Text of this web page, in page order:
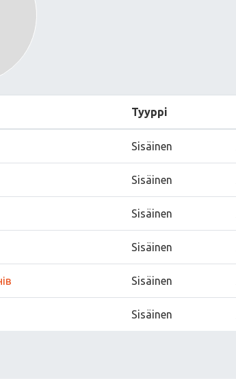
Tyyppi
Sisäinen
Sisäinen
Sisäinen
Sisäinen
Sisäinen
Sisäinen